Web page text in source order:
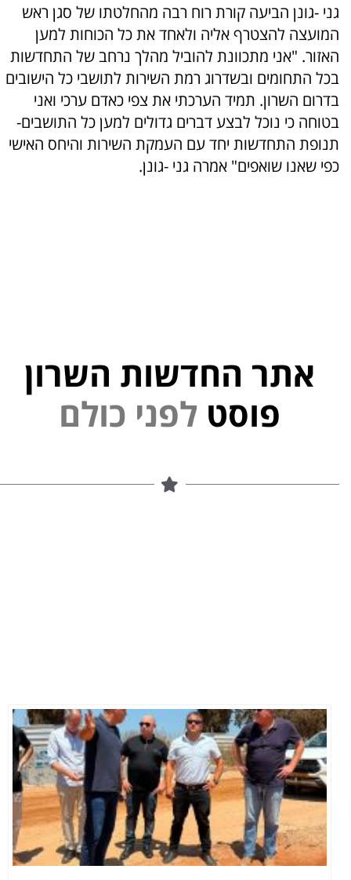
גני -גונן הביעה קורת רוח רבה מהחלטתו של סגן ראש
המועצה להצטרף אליה ולאחד את כל הכוחות למען
האזור. "אני מתכוונת להוביל מהלך נרחב של התחדשות
בכל התחומים ובשדרוג רמת השירות לתושבי כל הישובים
בדרום השרון. תמיד הערכתי את צפי כאדם ערכי ואני
בטוחה כי נוכל לבצע דברים גדולים למען כל התושבים-
תנופת התחדשות יחד עם העמקת השירות והיחס האישי
כפי שאנו שואפים" אמרה גני -גונן.
אתר החדשות השרון
פוסט
כ לם פ